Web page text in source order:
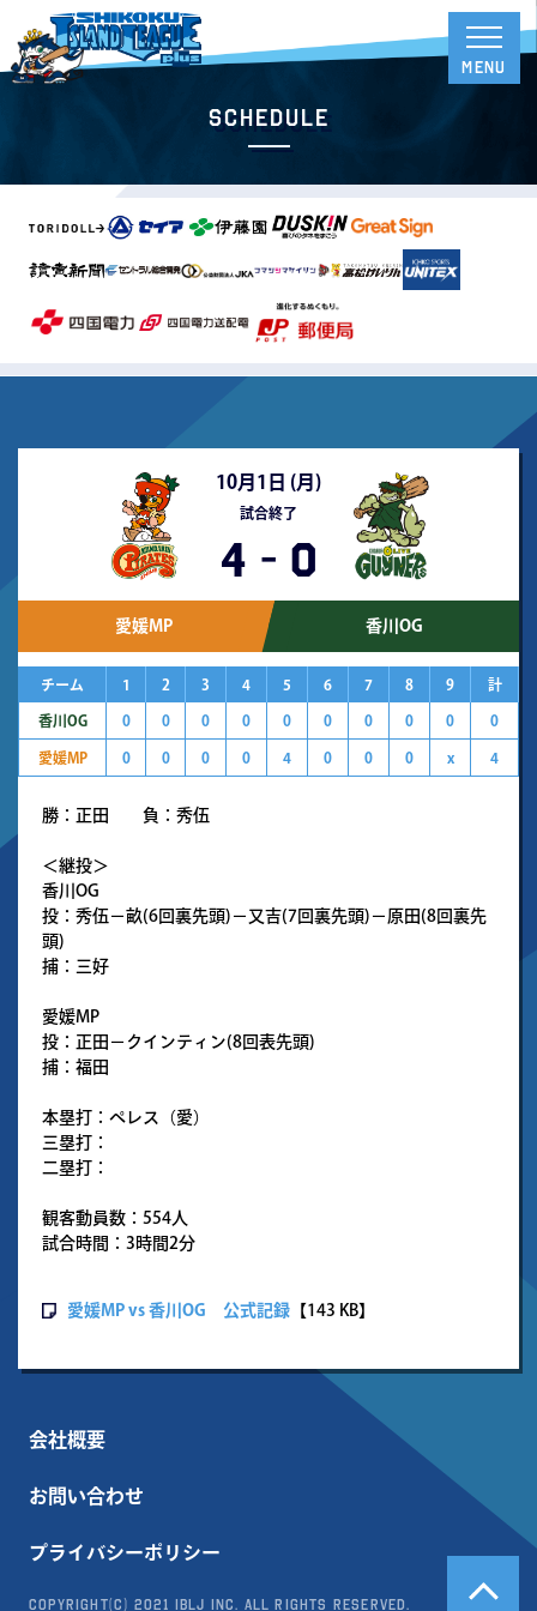
Schedule
10月1日 (月 )
試合終了
4 - 0
愛媛MP 香川OG
チーム 1 2 3 4 5 6 7 8 9 計
香川OG 0 0 0 0 0 0 0 0 0 0
愛媛MP 0 0 0 0 4 0 0 0 x 4
勝：正田 負：秀伍
＜継投＞
香川OG
投：秀伍－畝(6回裏先頭)－又吉(7回裏先頭)－原田(8回裏先
頭)
捕：三好
愛媛MP
投：正田－クインティン(8回表先頭)
捕：福田
本塁打：ペレス（愛）
三塁打：
二塁打：
観客動員数：554人
試合時間：3時間2分
愛媛MP vs 香川OG 公式記録 【143 KB】
会社概要
お問い合わせ
プライバシーポリシー
Copyright(c) 2021 IBLJ Inc. All Rights Reserved.